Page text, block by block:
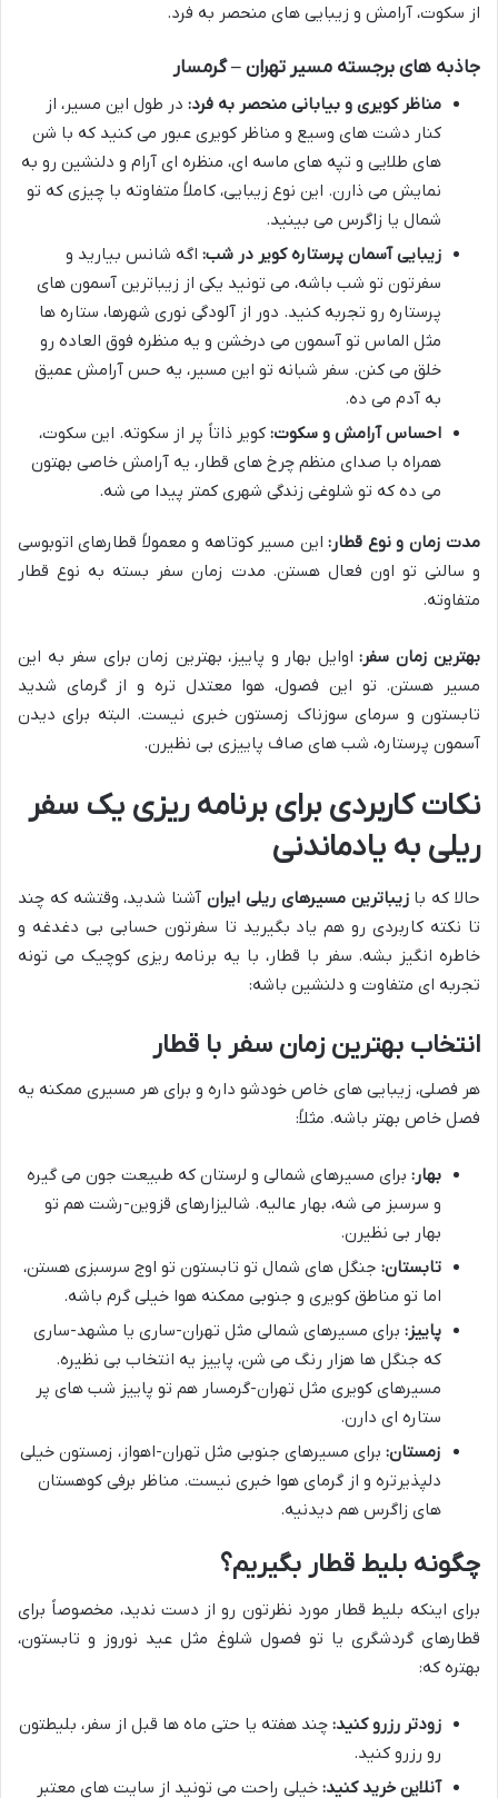
از سکوت، آرامش و زیبایی های منحصر به فرد.
جاذبه های برجسته مسیر تهران – گرمسار
مناظر کویری و بیابانی منحصر به فرد: در طول این مسیر، از
کنار دشت های وسیع و مناظر کویری عبور می کنید که با شن
های طلایی و تپه های ماسه ای، منظره ای آرام و دلنشین رو به
نمایش می ذارن. این نوع زیبایی، کاملاً متفاوته با چیزی که تو
شمال یا زاگرس می بینید.
زیبایی آسمان پرستاره کویر در شب: اگه شانس بیارید و
سفرتون تو شب باشه، می تونید یکی از زیباترین آسمون های
پرستاره رو تجربه کنید. دور از آلودگی نوری شهرها، ستاره ها
مثل الماس تو آسمون می درخشن و یه منظره فوق العاده رو
خلق می کنن. سفر شبانه تو این مسیر، یه حس آرامش عمیق
به آدم می ده.
احساس آرامش و سکوت: کویر ذاتاً پر از سکوته. این سکوت،
همراه با صدای منظم چرخ های قطار، یه آرامش خاصی بهتون
می ده که تو شلوغی زندگی شهری کمتر پیدا می شه.
مدت زمان و نوع قطار:این مسیر کوتاهه و معمولاً قطارهای اتوبوسی
و سالنی تو اون فعال هستن. مدت زمان سفر بسته به نوع قطار
متفاوته.
بهترین زمان سفر: اوایل بهار و پاییز، بهترین زمان برای سفر به این
مسیر هستن. تو این فصول، هوا معتدل تره و از گرمای شدید
تابستون و سرمای سوزناک زمستون خبری نیست. البته برای دیدن
آسمون پرستاره، شب های صاف پاییزی بی نظیرن.
نکات کاربردی برای برنامه ریزی یک سفر
ریلی به یادماندنی
حالا که بازیباترین مسیرهای ریلی ایرانآشنا شدید، وقتشه که چند
تا نکته کاربردی رو هم یاد بگیرید تا سفرتون حسابی بی دغدغه و
خاطره انگیز بشه. سفر با قطار، با یه برنامه ریزی کوچیک می تونه
تجربه ای متفاوت و دلنشین باشه:
انتخاب بهترین زمان سفر با قطار
هر فصلی، زیبایی های خاص خودشو داره و برای هر مسیری ممکنه یه
فصل خاص بهتر باشه. مثلاً:
بهار: برای مسیرهای شمالی و لرستان که طبیعت جون می گیره
و سرسبز می شه، بهار عالیه. شالیزارهای قزوین-رشت هم تو
بهار بی نظیرن.
تابستان: جنگل های شمال تو تابستون تو اوج سرسبزی هستن،
اما تو مناطق کویری و جنوبی ممکنه هوا خیلی گرم باشه.
پاییز: برای مسیرهای شمالی مثل تهران-ساری یا مشهد-ساری
که جنگل ها هزار رنگ می شن، پاییز یه انتخاب بی نظیره.
مسیرهای کویری مثل تهران-گرمسار هم تو پاییز شب های پر
ستاره ای دارن.
زمستان: برای مسیرهای جنوبی مثل تهران-اهواز، زمستون خیلی
دلپذیرتره و از گرمای هوا خبری نیست. مناظر برفی کوهستان
های زاگرس هم دیدنیه.
چگونه بلیط قطار بگیریم؟
برای اینکه بلیط قطار مورد نظرتون رو از دست ندید، مخصوصاً برای
قطارهای گردشگری یا تو فصول شلوغ مثل عید نوروز و تابستون،
بهتره که:
زودتر رزرو کنید: چند هفته یا حتی ماه ها قبل از سفر، بلیطتون
رو رزرو کنید.
آنلاین خرید کنید: خیلی راحت می تونید از سایت های معتبر